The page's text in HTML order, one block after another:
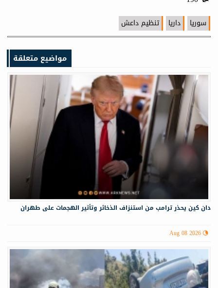
سوريا داريا تنظيم داعش
مواضيع متعلقة
دان كين يحذر ترامب من استنزاف الذخائر وتأثير الهجمات على طهران
Aug 08 2026